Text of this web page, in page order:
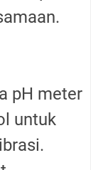
pH meter
untuk